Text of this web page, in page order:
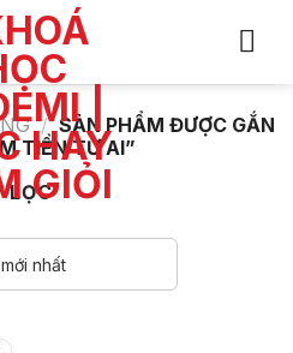
/ SẢN PHẨM ĐƯỢC GẮN
TIỀN TỪ AI”
LỌC